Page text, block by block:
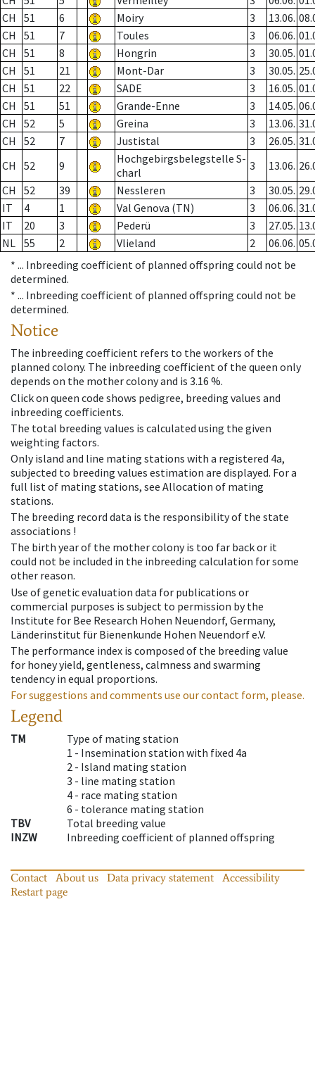
CH
51 6 Moiry 3 13.06.
CH
51 7 Toules 3 06.06.
CH
51 8 Hongrin 3 30.05.
CH
51 21 Mont-Dar 3 30.05.
CH
51 22 SADE 3 16.05.
CH
51 51 Grande-Enne 3 14.05.
CH
52 5 Greina 3 13.06.
CH
52 7 Justistal 3 26.05.
CH
52 9
Hochgebirgsbelegstelle S-
charl
3 13.06.
CH
52 39 Nessleren 3 30.05.
IT
4 1 Val Genova (TN) 3 06.06.
IT
20 3 Pederü 3 27.05.
NL 55 2 Vlieland 2 06.06.
* ... Inbreeding coefficient of planned offspring could not be
determined.
* ... Inbreeding coefficient of planned offspring could not be
determined.
Notice
The inbreeding coefficient refers to the workers of the
planned colony. The inbreeding coefficient of the queen only
depends on the mother colony and is 3.16 %.
Click on queen code shows pedigree, breeding values and
inbreeding coefficients.
The total breeding values is calculated using the given
weighting factors.
Only island and line mating stations with a registered 4a,
subjected to breeding values estimation are displayed. For a
full list of mating stations, see Allocation of mating
stations.
The breeding record data is the responsibility of the state
associations !
The birth year of the mother colony is too far back or it
could not be included in the inbreeding calculation for some
other reason.
Use of genetic evaluation data for publications or
commercial purposes is subject to permission by the
Institute for Bee Research Hohen Neuendorf, Germany,
Länderinstitut für Bienenkunde Hohen Neuendorf e.V.
The performance index is composed of the breeding value
for honey yield, gentleness, calmness and swarming
tendency in equal proportions.
For suggestions and comments use our contact form, please.
Legend
TM
Type of mating station
1 - Insemination station with fixed 4a
2 - Island mating station
3 - line mating station
4 - race mating station
6 - tolerance mating station
TBV
Total breeding value
INZW
Inbreeding coefficient of planned offspring
Contact About us Data privacy statement
Accessibility
Restart page